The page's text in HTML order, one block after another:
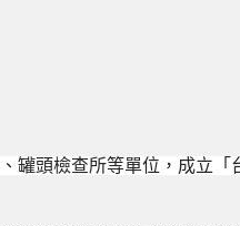
頭檢查所等單位，成立「